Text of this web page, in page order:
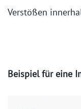
Verstößen
Beispiel für eine